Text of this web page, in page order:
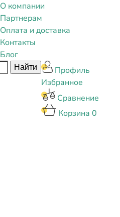
О компании
Партнерам
Оплата и доставка
Контакты
Блог
Профиль
Избранное
Сравнение
Корзина 0